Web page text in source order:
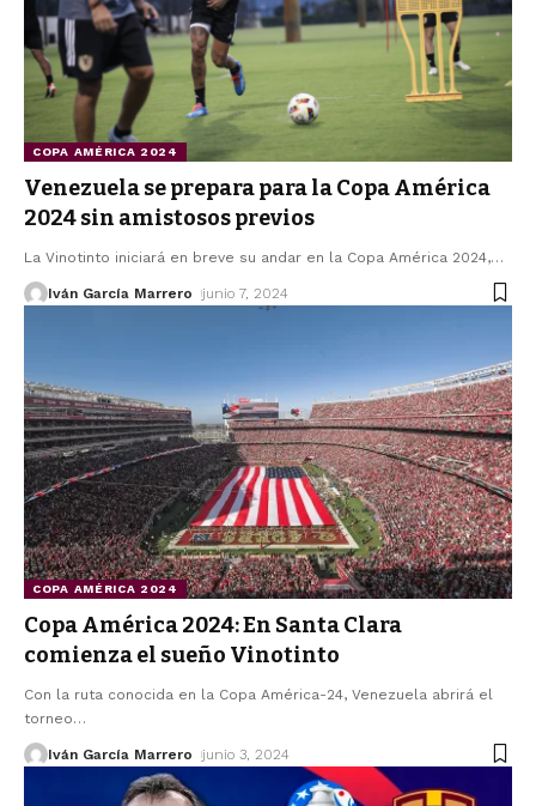
COPA AMÉRICA 2024
Venezuela se prepara para la Copa América
2024 sin amistosos previos
La Vinotinto iniciará en breve su andar en la Copa América 2024,…
Iván García Marrero junio 7, 2024
COPA AMÉRICA 2024
Copa América 2024: En Santa Clara
comienza el sueño Vinotinto
Con la ruta conocida en la Copa América-24, Venezuela abrirá el
torneo…
Iván García Marrero junio 3, 2024